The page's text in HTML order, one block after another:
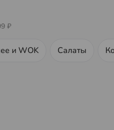
₽
и WOK Салаты